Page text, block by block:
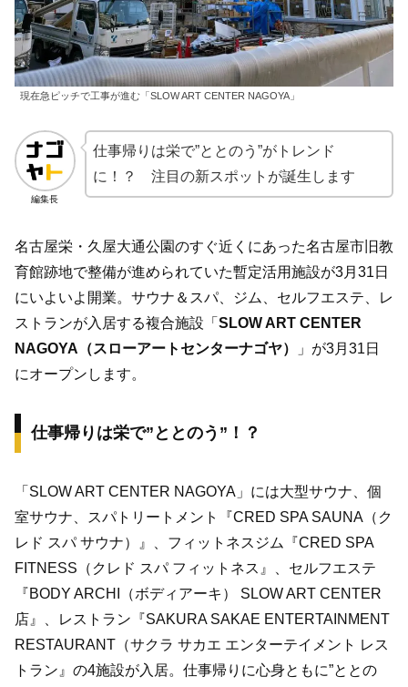
現在急ピッチで工事が進む「SLOW ART CENTER NAGOYA」
編集長
仕事帰りは栄で”ととのう”がトレンド
に！？ 注目の新スポットが誕生します
名古屋栄・久屋大通公園のすぐ近くにあった名古屋市旧教
育館跡地で整備が進められていた暫定活用施設が3月31日
にいよいよ開業。サウナ＆スパ、ジム、セルフエステ、レ
ストランが入居する複合施設「 SLOW ART CENTER
NAGOYA（スローアートセンターナゴヤ）
」が3月31日
にオープンします。
仕事帰りは栄で”ととのう”！？
「SLOW ART CENTER NAGOYA」には大型サウナ、個
室サウナ、スパトリートメント『CRED SPA SAUNA（ク
レド スパ サウナ）』、フィットネスジム『CRED SPA
FITNESS（クレド スパ フィットネス』、セルフエステ
『BODY ARCHI（ボディアーキ） SLOW ART CENTER
店』、レストラン『SAKURA SAKAE ENTERTAINMENT
RESTAURANT（サクラ サカエ エンターテイメント レス
トラン』の4施設が入居。仕事帰りに心身ともに”ととの